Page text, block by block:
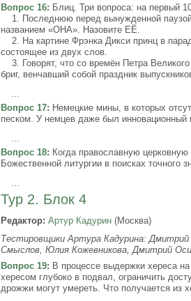
Вопрос 16: Блиц. Три вопроса: на первый
1. Последнюю перед вынужденной
названием «ОНА». Назовите ЕЁ.
2. На картине Фрэнка Дикси принц в
состоящее из двух слов.
3. Говорят, что со времён Петра
бриг, венчавший собой праздник
...
Вопрос 17: Немецкие мины, в которых
песком. У немцев даже был инновационный
...
Вопрос 18: Когда православную
Божественной литургии в поисках
Тур 2. Блок 4
Редактор: Артур Кадурин (Москва)
Тестировщики Артура Кадурина: Дмитрий
Смыслов, Юлия Кожевникова, Дмитрий
Вопрос 19: В процессе выдержки хереса
хересом глубоко в подвал, ограничить
дрожжи могут умереть. Что получается из